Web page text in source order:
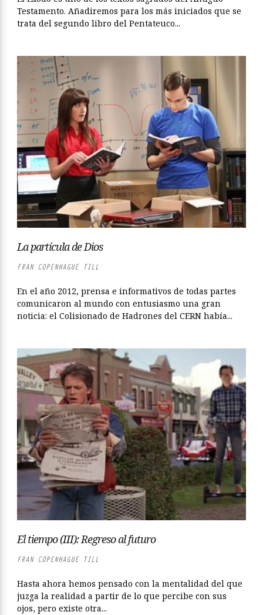
Testamento. Añadiremos para los más iniciados que se
trata del segundo libro del Pentateuco...
La partícula de Dios
FRAN COPENHAGUE TILL
En el año 2012, prensa e informativos de todas partes
comunicaron al mundo con entusiasmo una gran
noticia: el Colisionado de Hadrones del CERN había...
El tiempo (III): Regreso al futuro
FRAN COPENHAGUE TILL
Hasta ahora hemos pensado con la mentalidad del que
juzga la realidad a partir de lo que percibe con sus
ojos, pero existe otra...